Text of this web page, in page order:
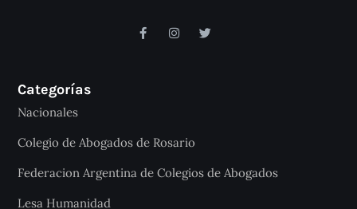
Categorías
Nacionales
Colegio de Abogados de Rosario
Federacion Argentina de Colegios de Abogados
Lesa Humanidad